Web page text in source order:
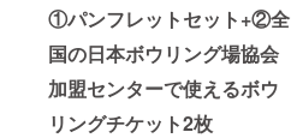
①パンフレットセット+②全
国の日本ボウリング場協会
加盟センターで使えるボウ
リングチケット2枚